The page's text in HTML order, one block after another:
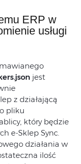
ERP w
usługi
jest
z działającą
pliku
który będzie
e-Sklep Sync.
działania w
ilość